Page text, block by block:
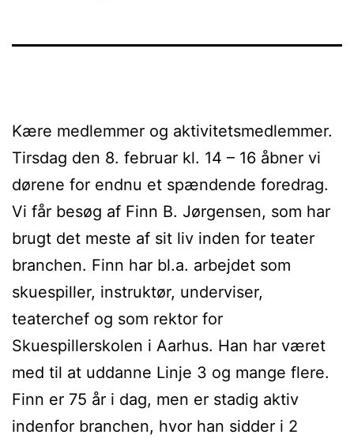
Kære medlemmer og aktivitetsmedlemmer.
Tirsdag den 8. februar kl. 14 – 16 åbner vi
dørene for endnu et spændende foredrag.
Vi får besøg af Finn B. Jørgensen, som har
brugt det meste af sit liv inden for teater
branchen. Finn har bl.a. arbejdet som
skuespiller, instruktør, underviser,
teaterchef og som rektor for
Skuespillerskolen i Aarhus. Han har været
med til at uddanne Linje 3 og mange flere.
Finn er 75 år i dag, men er stadig aktiv
indenfor branchen, hvor han sidder i 2